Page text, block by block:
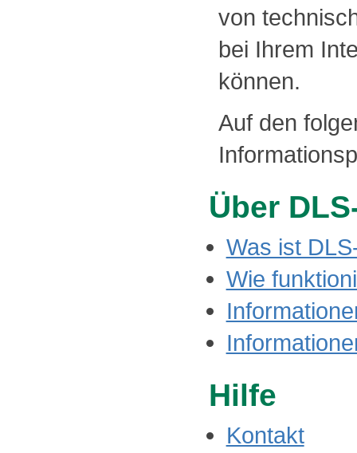
von
bei Ihrem
können.
Auf den
Über
Was ist
Wie
Hilfe
Kontakt